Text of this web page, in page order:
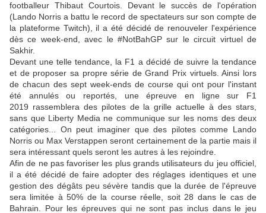
footballeur Thibaut Courtois. Devant le succès de l'opération
(Lando Norris a battu le record de spectateurs sur son compte de
la plateforme Twitch), il a été décidé de renouveler l'expérience
dès ce week-end, avec le #NotBahGP sur le circuit virtuel de
Sakhir.
Devant une telle tendance, la F1 a décidé de suivre la tendance
et de proposer sa propre série de Grand Prix virtuels. Ainsi lors
de chacun des sept week-ends de course qui ont pour l'instant
été annulés ou reportés, une épreuve en ligne sur F1
2019 rassemblera des pilotes de la grille actuelle à des stars,
sans que Liberty Media ne communique sur les noms des deux
catégories... On peut imaginer que des pilotes comme Lando
Norris ou Max Verstappen seront certainement de la partie mais il
sera intéressant quels seront les autres à les rejoindre.
Afin de ne pas favoriser les plus grands utilisateurs du jeu officiel,
il a été décidé de faire adopter des réglages identiques et une
gestion des dégâts peu sévère tandis que la durée de l'épreuve
sera limitée à 50% de la course réelle, soit 28 dans le cas de
Bahrain. Pour les épreuves qui ne sont pas inclus dans le jeu